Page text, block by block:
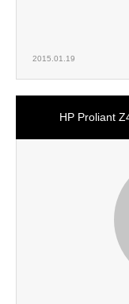
2015.01.19
HP Proliant